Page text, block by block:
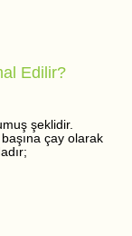
Edilir?
şeklidir.
çay olarak